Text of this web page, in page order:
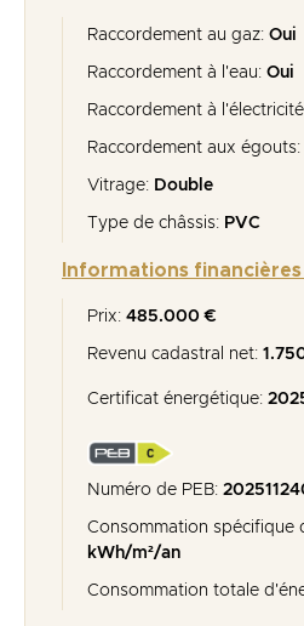
Raccordement au gaz: Oui
Raccordement à l'eau: Oui
Raccordement à
Raccordement aux égouts:
Vitrage: Double
Type de châssis: PVC
Informations
Prix: 485.000 €
Revenu cadastral net:
Certificat énergétique:
Numéro de PEB:
Consommation spécifique
kWh/m²/an
Consommation totale